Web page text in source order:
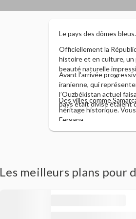
Le pays des dômes bleus.
Officiellement la
histoire et en culture, un
beauté naturelle
Avant l'arrivée
iranienne, qui
l’Ouzbékistan actuel
pays était divisé étaient
Des villes comme
héritage historique.
Fergana.
Les meilleurs plans pour